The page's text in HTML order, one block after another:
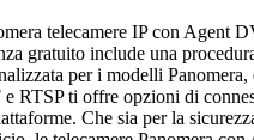
telecamere IP con Agent
gratuito include una
per i modelli Panomera,
RTSP ti offre opzioni di
Che sia per la